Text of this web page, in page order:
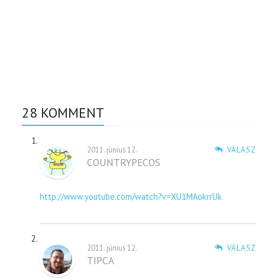
28 KOMMENT
VÁLASZ
2011. június 12.
COUNTRYPECOS
http://www.youtube.com/watch?v=XU1MAokrrUk
VÁLASZ
2011. június 12.
TIPCA